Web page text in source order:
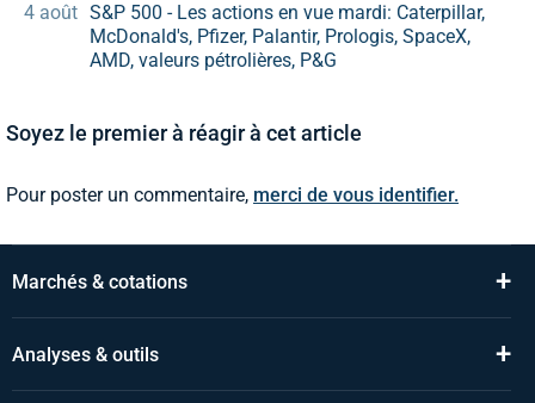
4 août S&P 500 - Les actions en vue mardi: Caterpillar,
McDonald's, Pfizer, Palantir, Prologis, SpaceX,
AMD, valeurs pétrolières, P&G
Soyez le premier à réagir à cet article
Pour poster un commentaire, merci de vous identifier.
Marchés & cotations +
Analyses & outils +